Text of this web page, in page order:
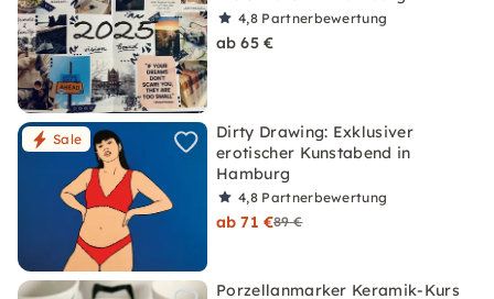
4,8 Partnerbewertung
ab 65 €
Sale
Dirty Drawing: Exklusiver
erotischer Kunstabend in
Hamburg
4,8 Partnerbewertung
ab 71 €89 €
Porzellanmarker Keramik-Kurs